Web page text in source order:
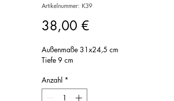
Artikelnummer: K39
38,00 €
Außenmaße 31x24,5 cm
Tiefe 9 cm
Anzahl *